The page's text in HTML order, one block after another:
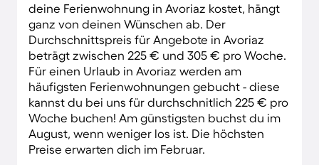
deine Ferienwohnung in Avoriaz kostet, hängt
ganz von deinen Wünschen ab. Der
Durchschnittspreis für Angebote in Avoriaz
beträgt zwischen 225 € und 305 € pro Woche.
Für einen Urlaub in Avoriaz werden am
häufigsten Ferienwohnungen gebucht - diese
kannst du bei uns für durchschnitlich 225 € pro
Woche buchen! Am günstigsten buchst du im
August, wenn weniger los ist. Die höchsten
Preise erwarten dich im Februar.